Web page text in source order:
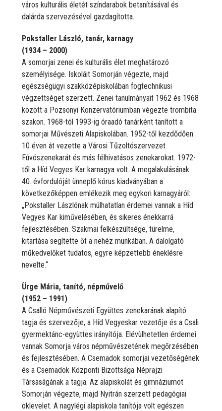
város kulturális életét színdarabok betanításával és
dalárda szervezésével gazdagította.
Pokstaller László, tanár, karnagy
(1934 – 2000)
A somorjai zenei és kulturális élet meghatározó
személyisége. Iskoláit Somorján végezte, majd
egészségügyi szakközépiskolában fogtechnikusi
végzettséget szerzett. Zenei tanulmányait 1962 és 1968
között a Pozsonyi Konzervatóriumban végezte trombita
szakon. 1968-tól 1993-ig óraadó tanárként tanított a
somorjai Művészeti Alapiskolában. 1952-től kezdődően
10 éven át vezette a Városi Tűzoltószervezet
Fúvószenekarát és más félhivatásos zenekarokat. 1972-
től a Híd Vegyes Kar karnagya volt. A megalakulásának
40. évfordulóját ünneplő kórus kiadványában a
következőképpen emlékezik meg egykori karnagyáról:
„Pokstaller Lászlónak múlhatatlan érdemei vannak a Híd
Vegyes Kar kiművelésében, és sikeres énekkarrá
fejlesztésében. Szakmai felkészültsége, türelme,
kitartása segítette őt a nehéz munkában. A dalolgató
műkedvelőket tudatos, egyre képzettebb éneklésre
nevelte.“
Ürge Mária, tanító, népművelő
(1952 – 1991)
A Csalló Népművészeti Együttes zenekarának alapító
tagja és szervezője, a Híd Vegyeskar vezetője és a Csali
gyermektánc-együttes irányítója. Elévülhetetlen érdemei
vannak Somorja város népművészetének megőrzésében
és fejlesztésében. A Csemadok somorjai vezetőségének
és a Csemadok Központi Bizottsága Néprajzi
Társaságának a tagja. Az alapiskolát és gimnáziumot
Somorján végezte, majd Nyitrán szerzett pedagógiai
oklevelet. A nagylégi alapiskola tanítója volt egészen